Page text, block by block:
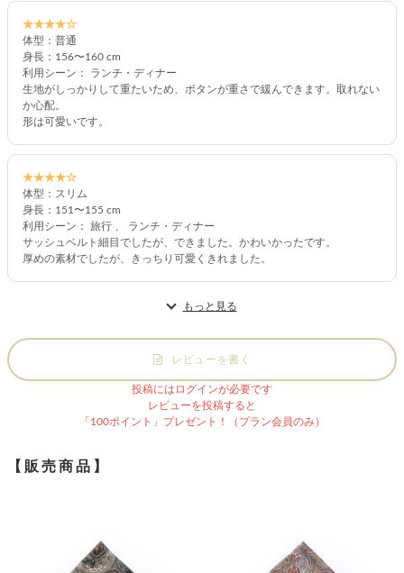
★★★★☆
体型：普通
身長：156〜160 cm
利用シーン： ランチ・ディナー
生地がしっかりして重たいため、ボタンが重さで緩んできます。取れない
か心配。
形は可愛いです。
★★★★☆
体型：スリム
身長：151〜155 cm
利用シーン： 旅行 、 ランチ・ディナー
サッシュベルト細目でしたが、できました。かわいかったです。
厚めの素材でしたが、きっちり可愛くきれました。
もっと見る
レビューを書く
投稿にはログインが必要です
レビューを投稿すると
「100ポイント」プレゼント！（プラン会員のみ）
【販売商品】